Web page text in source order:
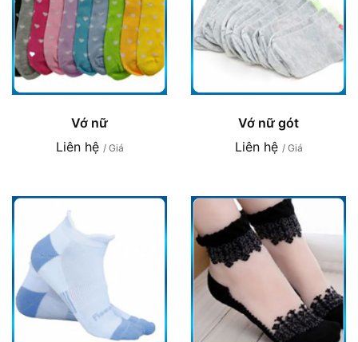
Vớ nữ
Liên hệ / Giá
Vớ nữ gót
Liên hệ / Giá